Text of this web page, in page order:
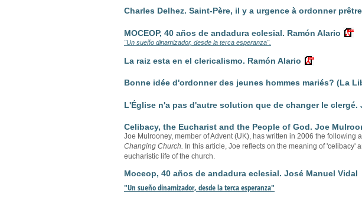
Charles Delhez. Saint-Père, il y a urgence à ordonner
MOCEOP, 40 años de andadura eclesial. Ramón Alario
"Un sueño dinamizador, desde la terca esperanza".
La raiz esta en el clericalismo. Ramón Alario
Bonne idée d'ordonner des jeunes hommes mariés? (La
L'Église n'a pas d'autre solution que de changer le clergé.
Celibacy, the Eucharist and the People of God. Joe
Joe Mulrooney, member of Advent (UK), has written in 2006 the following
Changing Church. In this article, Joe reflects on the meaning of 'celibacy'
eucharistic life of the church.
Moceop, 40 años de andadura eclesial. José Manuel Vidal
"Un sueño dinamizador, desde la terca esperanza"